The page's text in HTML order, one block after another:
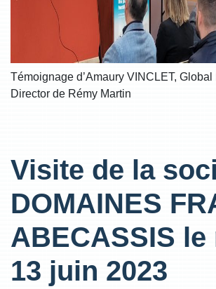
Témoignage d’Amaury VINCLET,
Director de Rémy Martin
Visite de la
DOMAINES
ABECASSIS le
13 juin 2023